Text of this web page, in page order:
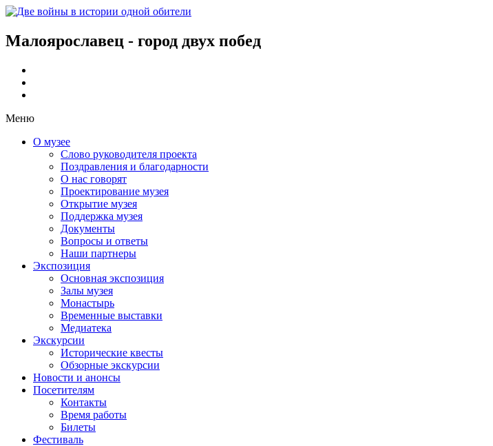
Малоярославец - город двух побед
Меню
О музее
Слово руководителя проекта
Поздравления и благодарности
О нас говорят
Проектирование музея
Открытие музея
Поддержка музея
Документы
Вопросы и ответы
Наши партнеры
Экспозиция
Основная экспозиция
Залы музея
Монастырь
Временные выставки
Медиатека
Экскурсии
Исторические квесты
Обзорные экскурсии
Новости и анонсы
Посетителям
Контакты
Время работы
Билеты
Фестиваль